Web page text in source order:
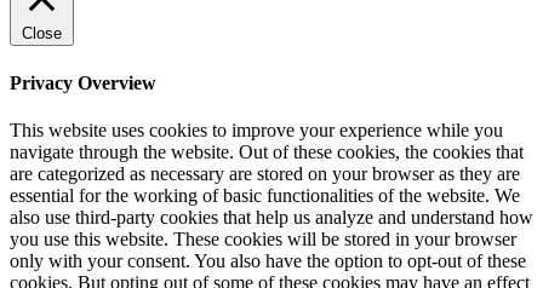
Close
Privacy Overview
This website uses cookies to improve your experience while you
navigate through the website. Out of these cookies, the cookies that
are categorized as necessary are stored on your browser as they are
essential for the working of basic functionalities of the website. We
also use third-party cookies that help us analyze and understand how
you use this website. These cookies will be stored in your browser
only with your consent. You also have the option to opt-out of these
cookies. But opting out of some of these cookies may have an effect